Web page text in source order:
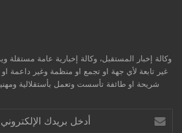
وكالة إخبار المستقبل، وكالة إخبارية عامة
غير تابعة لأي جهة او تجمع او منظمة وغير داعمة
شريحة او طائفة تأسست وتعمل بأستقلالية ومهنية
بريدك